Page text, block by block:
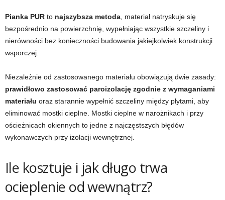
Pianka PUR to najszybsza metoda, materiał natryskuje się
bezpośrednio na powierzchnię, wypełniając wszystkie szczeliny i
nierówności bez konieczności budowania jakiejkolwiek konstrukcji
wsporczej.
Niezależnie od zastosowanego materiału obowiązują dwie zasady:
prawidłowo zastosować paroizolację zgodnie z wymaganiami
materiału oraz starannie wypełnić szczeliny między płytami, aby
eliminować mostki cieplne. Mostki cieplne w narożnikach i przy
ościeżnicach okiennych to jedne z najczęstszych błędów
wykonawczych przy izolacji wewnętrznej.
Ile kosztuje i jak długo trwa
ocieplenie od wewnątrz?